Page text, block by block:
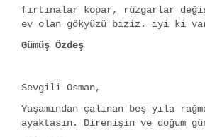
fırtınalar kopar, rüzgarlar
ev olan gökyüzü biziz. iyi ki
Gümüş Özdeş
Sevgili Osman,
Yaşamından çalınan beş yıla
ayaktasın. Direnişin ve doğum